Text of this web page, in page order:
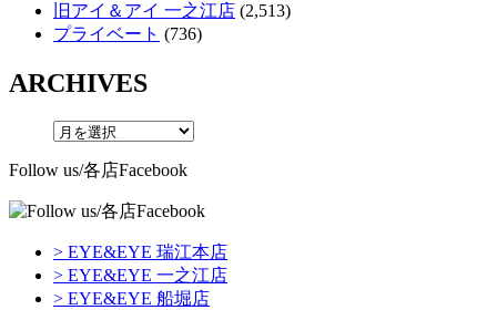
旧アイ＆アイ 一之江店 (2,513)
プライベート (736)
ARCHIVES
Follow us/各店Facebook
> EYE&EYE 瑞江本店
> EYE&EYE 一之江店
> EYE&EYE 船堀店